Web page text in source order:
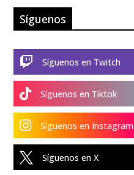
Síguenos
 Síguenos en Twitch
 Síguenos en Tiktok
 Síguenos en Instagram
 Síguenos en X